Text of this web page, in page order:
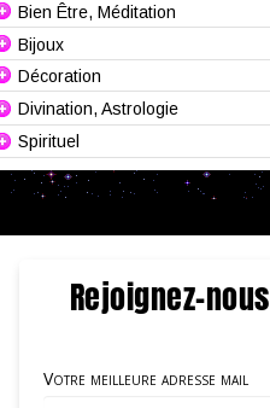
Bien Être, Méditation
Bijoux
Décoration
Divination, Astrologie
Spirituel
Rejoignez-nous
Votre meilleure adresse mail